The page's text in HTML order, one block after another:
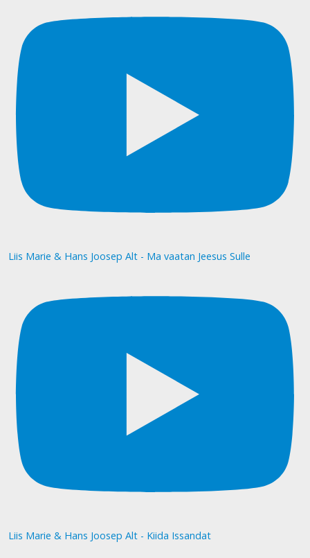
Liis Marie & Hans Joosep Alt - Ma vaatan Jeesus Sulle
Liis Marie & Hans Joosep Alt - Kiida Issandat